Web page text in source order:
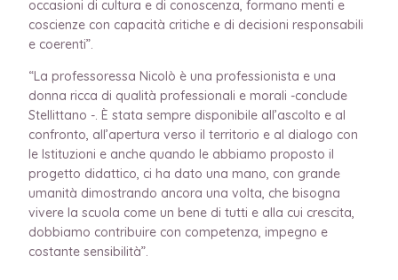
occasioni di cultura e di conoscenza, formano menti e
coscienze con capacità critiche e di decisioni responsabili
e coerenti”.
“La professoressa Nicolò è una professionista e una
donna ricca di qualità professionali e morali -conclude
Stellittano -. È stata sempre disponibile all’ascolto e al
confronto, all’apertura verso il territorio e al dialogo con
le Istituzioni e anche quando le abbiamo proposto il
progetto didattico, ci ha dato una mano, con grande
umanità dimostrando ancora una volta, che bisogna
vivere la scuola come un bene di tutti e alla cui crescita,
dobbiamo contribuire con competenza, impegno e
costante sensibilità”.